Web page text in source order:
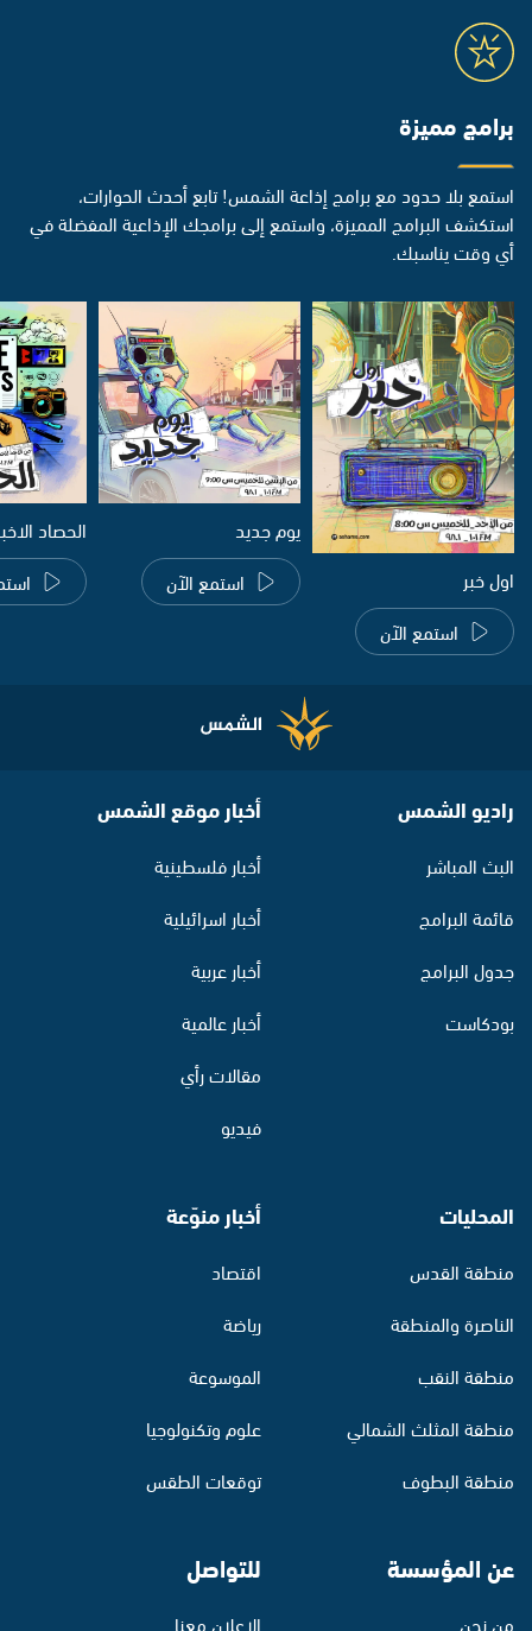
برامج مميزة
استمع بلا حدود مع برامج إذاعة الشمس! تابع أحدث الحوارات،
استكشف البرامج المميزة، واستمع إلى برامجك الإذاعية المفضلة في
أي وقت يناسبك.
اول خبر
استمع الآن
يوم جديد
استمع الآن
الحصاد
راديو الشمس
البث المباشر
قائمة البرامج
جدول البرامج
بودكاست
أخبار موقع الشمس
أخبار فلسطينية
أخبار اسرائيلية
أخبار عربية
أخبار عالمية
مقالات رأي
فيديو
المحليات
منطقة القدس
الناصرة والمنطقة
منطقة النقب
منطقة المثلث الشمالي
منطقة البطوف
أخبار منوّعة
اقتصاد
رياضة
الموسوعة
علوم وتكنولوجيا
توقعات الطقس
عن المؤسسة
من نحن
للتواصل
الإعلان معنا